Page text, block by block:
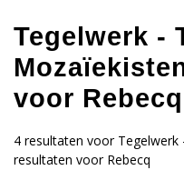
Tegelwerk -
voor Rebecq
4 resultaten voor
resultaten voor Rebecq